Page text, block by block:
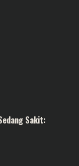
Sakit: